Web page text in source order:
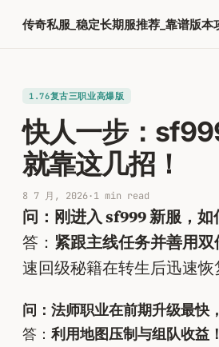
传奇私服_稳定长期服推荐_靠谱版
1.76复古三职业高爆版
快人一步：
就靠这几招！
8 7 月, 2026·1 min read
问：刚进入 sf999 新服，
答： 紧跟主线任务并善用双
速回级秘籍在转生后迅速
问：法师职业在前期升级最快
答： 利用地图压制与组队收益！